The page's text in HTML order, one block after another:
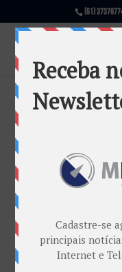
(51)
Guilhotina
Anatel
Marketing